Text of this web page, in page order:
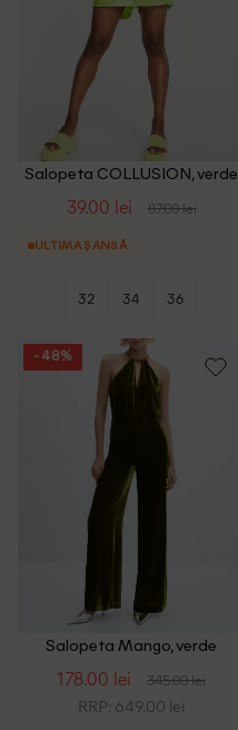
Salopeta COLLUSION, verde
39.00 lei 87.00 lei
ULTIMA ȘANSĂ
32 34 36
- 48%
Salopeta Mango, verde
178.00 lei 345.00 lei
RRP: 649.00 lei